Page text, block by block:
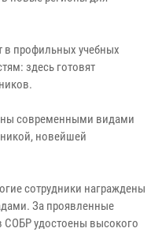
в профильных учебных
здесь готовят
современными видами
новейшей
сотрудники награждены
За проявленные
СОБР удостоены высокого